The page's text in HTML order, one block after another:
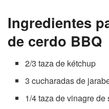
Ingredientes
de cerdo BBQ
2/3 taza de kétchup
3 cucharadas de
1/4 taza de vinagre